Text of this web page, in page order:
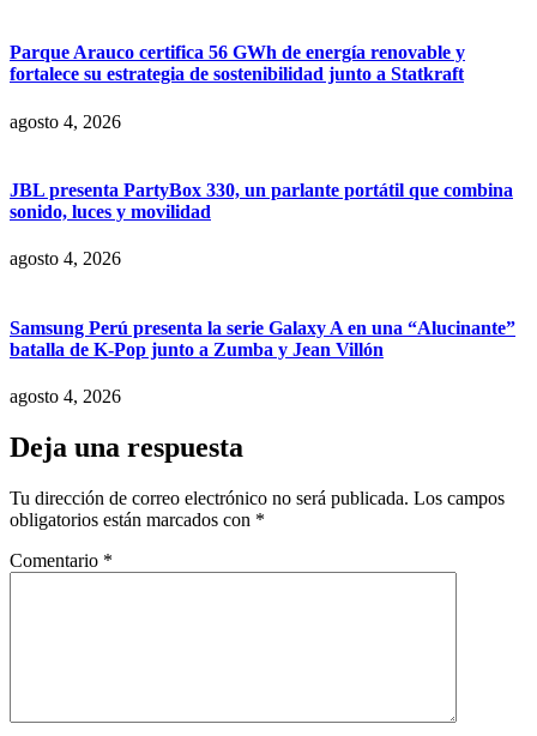
Parque Arauco certifica 56 GWh de energía renovable y
fortalece su estrategia de sostenibilidad junto a Statkraft
agosto 4, 2026
JBL presenta PartyBox 330, un parlante portátil que combina
sonido, luces y movilidad
agosto 4, 2026
Samsung Perú presenta la serie Galaxy A en una “Alucinante”
batalla de K-Pop junto a Zumba y Jean Villón
agosto 4, 2026
Deja una respuesta
Tu dirección de correo electrónico no será publicada. Los campos
obligatorios están marcados con *
Comentario *